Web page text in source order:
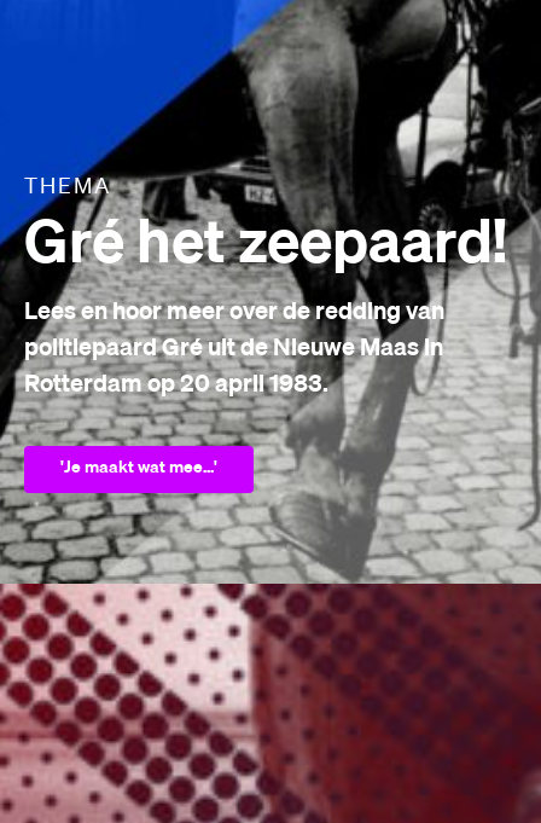
THEMA
Gré het zeepaard!
Lees en hoor meer over de redding van
politiepaard Gré uit de Nieuwe Maas in
Rotterdam op 20 april 1983.
'Je maakt wat mee...'